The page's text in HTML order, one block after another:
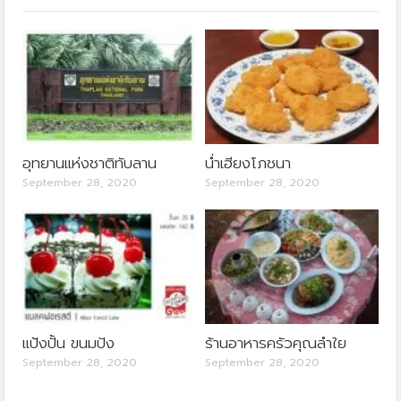
อุทยานแห่งชาติทับลาน
September 28, 2020
น่ำเฮียงโภชนา
September 28, 2020
แป้งปั้น ขนมปัง
September 28, 2020
ร้านอาหารครัวคุณลำใย
September 28, 2020